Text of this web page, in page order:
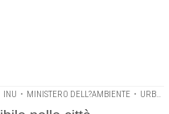
INU • MINISTERO DELL?AMBIENTE • URBANISTICA